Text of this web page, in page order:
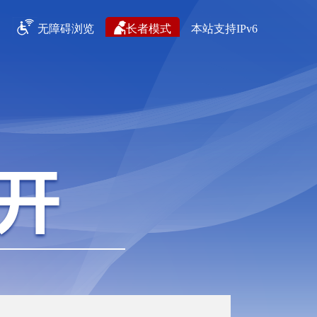
无障碍浏览 长者模式 本站支持IPv6